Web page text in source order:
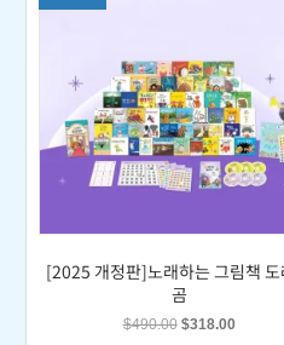
[2025 개정판]노래하는 그림책 도
곰
$490.00 Original
$318.00Current